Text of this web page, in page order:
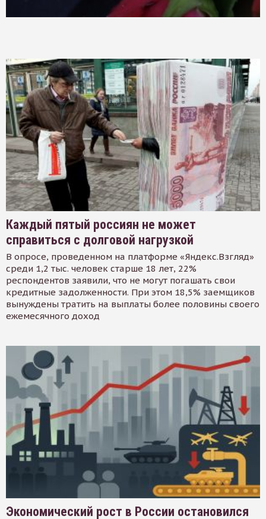
Каждый пятый россиян не может
справиться с долговой нагрузкой
В опросе, проведенном на платформе «Яндекс.Взгляд»
среди 1,2 тыс. человек старше 18 лет, 22%
респондентов заявили, что не могут погашать свои
кредитные задолженности. При этом 18,5% заемщиков
вынуждены тратить на выплаты более половины своего
ежемесячного доход
Экономический рост в России остановился